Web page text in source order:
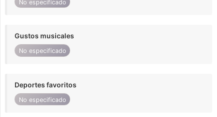
No especificado
Gustos musicales
No especificado
Deportes favoritos
No especificado